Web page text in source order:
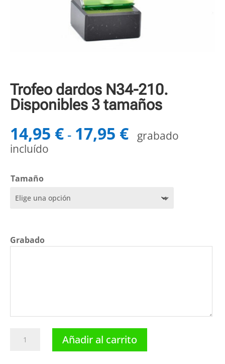
Trofeo dardos N34-210.
Disponibles 3 tamaños
14,95 € - 17,95 €Rango
de
hasta
17,95 €
grabado
incluído
Tamaño
Grabado
dardos
Añadir al carrito